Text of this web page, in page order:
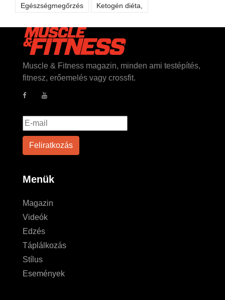
Egészségmegőrzés Ketogén diéta,
Muscle & Fitness magazin, minden ami testépítés,
fitnesz, erőemelés vagy crossfit.
Menük
Magazin
Videók
Edzés
Táplálkozás
Stílus
Események